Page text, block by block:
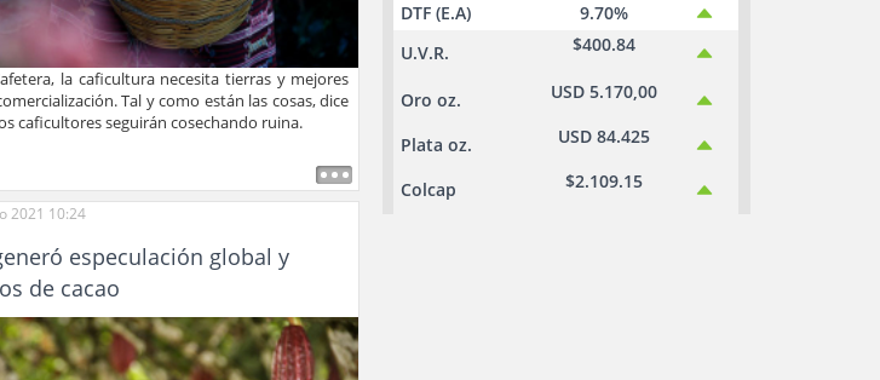
la caficultura necesita tierras y mejores
Tal y como están las cosas, dice
caficultores seguirán cosechando ruina.
2021 10:24
especulación global y
de cacao
DTF (E.A)
9.70%
U.V.R.
$400.84
Oro oz. USD 5.170,00
Plata oz. USD 84.425
Colcap $2.109.15